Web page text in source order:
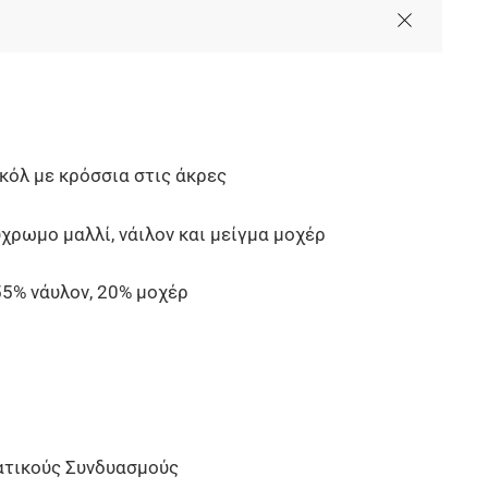
με κρόσσια στις άκρες
μαλλί, νάιλον και μείγμα μοχέρ
νάυλον, 20% μοχέρ
Συνδυασμούς